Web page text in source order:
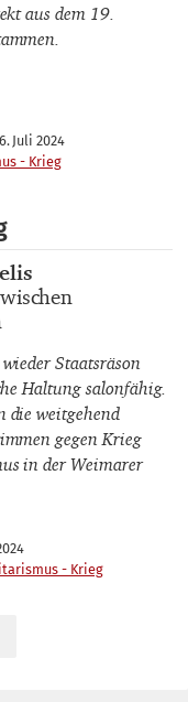
aus dem 19.
Juli 2024
- Krieg
Staatsräson
Haltung salonfähig.
die weitgehend
gegen Krieg
in der Weimarer
- Krieg